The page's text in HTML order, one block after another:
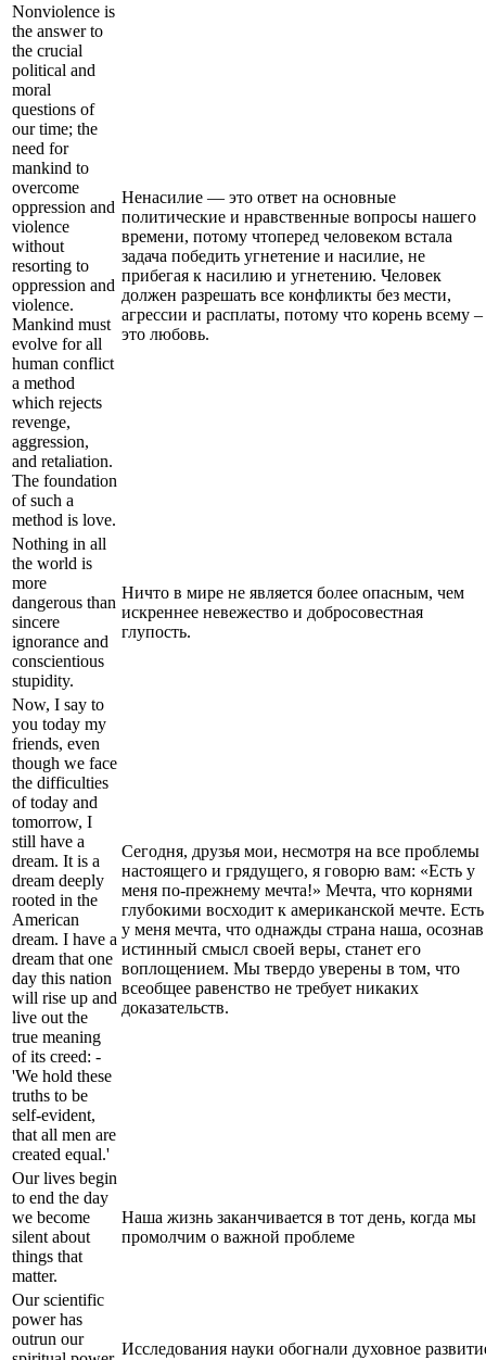
Nonviolence is
the answer to
the crucial
political and
moral
questions of
our time; the
need for
mankind to
overcome
oppression and
violence
without
resorting to
oppression and
violence.
Mankind must
evolve for all
human conflict
a method
which rejects
revenge,
aggression,
and retaliation.
The foundation
of such a
method is love.
Ненасилие — это ответ на основные
политические и нравственные вопросы нашего
времени, потому чтоперед человеком встала
задача победить угнетение и насилие, не
прибегая к насилию и угнетению. Человек
должен разрешать все конфликты без мести,
агрессии и расплаты, потому что корень всему –
это любовь.
Nothing in all
the world is
more
dangerous than
sincere
ignorance and
conscientious
stupidity.
Ничто в мире не является более опасным, чем
искреннее невежество и добросовестная
глупость.
Now, I say to
you today my
friends, even
though we face
the difficulties
of today and
tomorrow, I
still have a
dream. It is a
dream deeply
rooted in the
American
dream. I have a
dream that one
day this nation
will rise up and
live out the
true meaning
of its creed: -
'We hold these
truths to be
self-evident,
that all men are
created equal.'
Сегодня, друзья мои, несмотря на все проблемы
настоящего и грядущего, я говорю вам: «Есть у
меня по-прежнему мечта!» Мечта, что корнями
глубокими восходит к американской мечте. Есть
у меня мечта, что однажды страна наша, осознав
истинный смысл своей веры, станет его
воплощением. Мы твердо уверены в том, что
всеобщее равенство не требует никаких
доказательств.
Our lives begin
to end the day
we become
silent about
things that
matter.
Наша жизнь заканчивается в тот день, когда мы
промолчим о важной проблеме
Our scientific
power has
outrun our
Исследования науки обогнали духовное